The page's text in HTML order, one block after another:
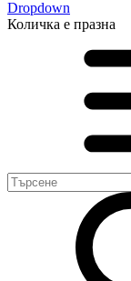
Dropdown
Количка е празна